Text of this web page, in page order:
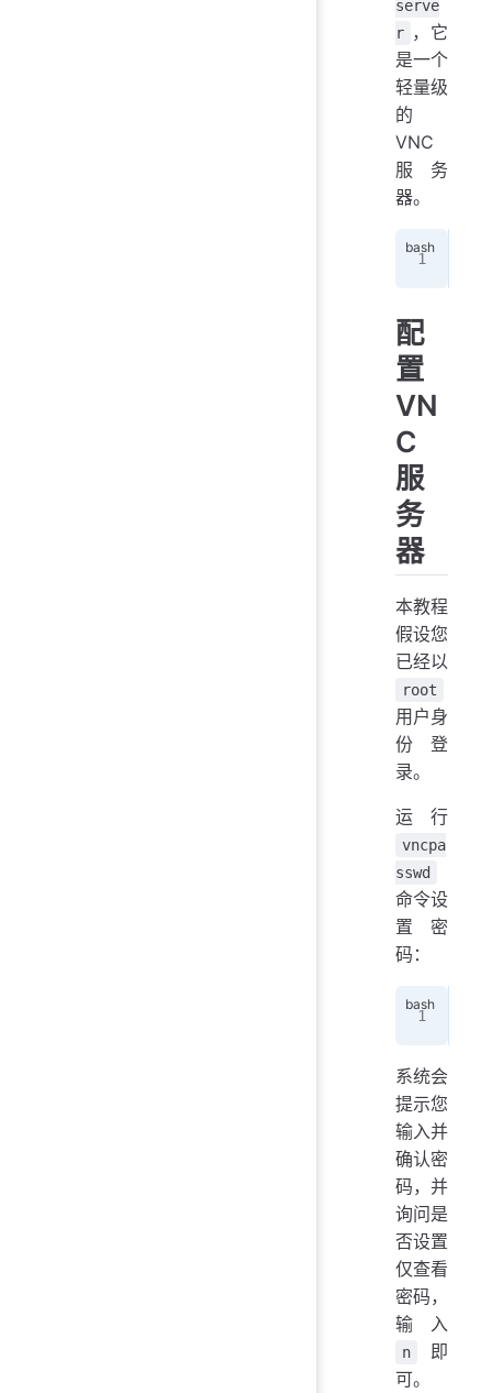
serve
r ，它
是一个
轻量级
的
VNC
服务
器。
配
置
VN
C
服
务
器
本教程
假设您
已经以
root
用户身
份登
录。
运行
vncpa
sswd
命令设
置密
码：
系统会
提示您
输入并
确认密
码，并
询问是
否设置
仅查看
密码，
输入
n
即
可。